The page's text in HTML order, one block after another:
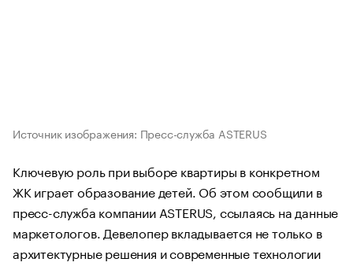
Источник изображения: Пресс-служба ASTERUS
Ключевую роль при выборе квартиры в конкретном
ЖК играет образование детей. Об этом сообщили в
пресс-служба компании ASTERUS, ссылаясь на данные
маркетологов. Девелопер вкладывается не только в
архитектурные решения и современные технологии